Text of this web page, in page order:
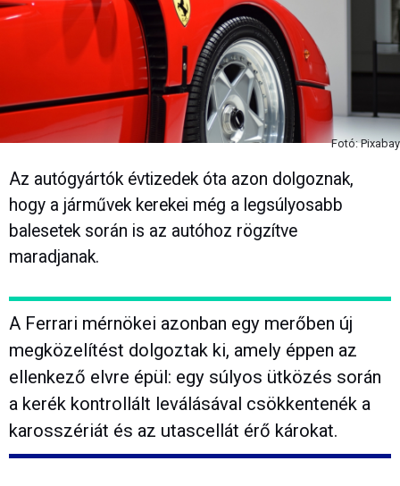
Fotó: Pixabay
Az autógyártók évtizedek óta azon dolgoznak,
hogy a járművek kerekei még a legsúlyosabb
balesetek során is az autóhoz rögzítve
maradjanak.
A Ferrari mérnökei azonban egy merőben új
megközelítést dolgoztak ki, amely éppen az
ellenkező elvre épül: egy súlyos ütközés során
a kerék kontrollált leválásával csökkentenék a
karosszériát és az utascellát érő károkat.